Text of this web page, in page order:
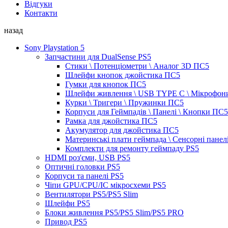
Відгуки
Контакти
назад
Sony Playstation 5
Запчастини для DualSense PS5
Стики \ Потенціометри \ Аналог 3D ПС5
Шлейфи кнопок джойстика ПС5
Гумки для кнопок ПС5
Шлейфи живлення \ USB TYPE C \
Курки \ Тригери \ Пружинки ПС5
Корпуси для Геймпадів \ Панелі \ Кнопки ПС5
Рамка для джойстика ПС5
Акумулятор для джойстика ПС5
Материнські плати геймпада \ Сенсорні
Комплекти для ремонту геймпаду PS5
HDMI роз'єми, USB PS5
Оптичні головки PS5
Корпуси та панелі PS5
Чіпи GPU/CPU/IC мікросхеми PS5
Вентилятори PS5/PS5 Slim
Шлейфи PS5
Блоки живлення PS5/PS5 Slim/PS5 PRO
Привод PS5